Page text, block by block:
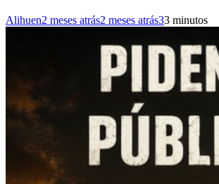
Alihuen2 meses atrás2 meses atrás33 minutos